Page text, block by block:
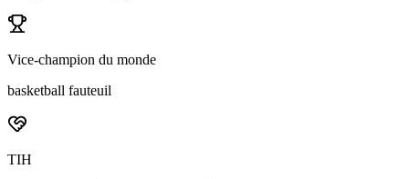
Vice-champion du monde
basketball fauteuil
TIH